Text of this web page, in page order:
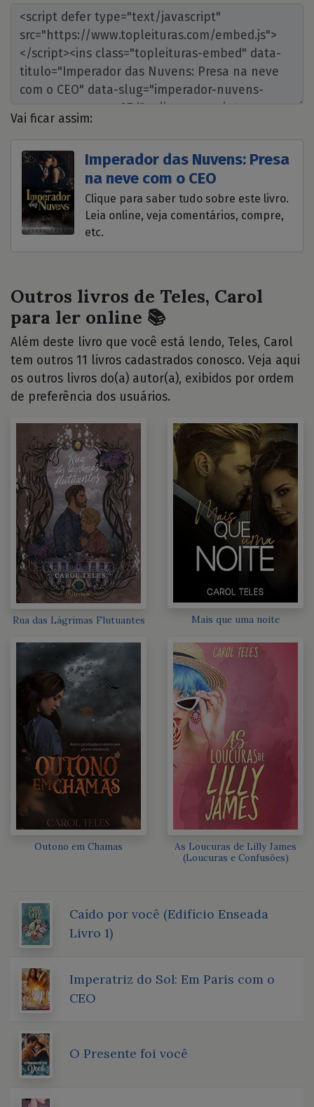
Vai ficar assim:
Imperador das Nuvens: Presa
na neve com o CEO
Clique para saber tudo sobre este livro.
Leia online, veja comentários, compre,
etc.
Outros livros de Teles, Carol
para ler online 📚
Além deste livro que você está lendo, Teles, Carol
tem outros 11 livros cadastrados conosco. Veja aqui
os outros livros do(a) autor(a), exibidos por ordem
de preferência dos usuários.
Rua das Lágrimas Flutuantes Mais que uma noite
Outono em Chamas
As Loucuras de Lilly James
(Loucuras e Confusões)
Caído por você (Edifício Enseada
Livro 1)
Imperatriz do Sol: Em Paris com o
CEO
O Presente foi você